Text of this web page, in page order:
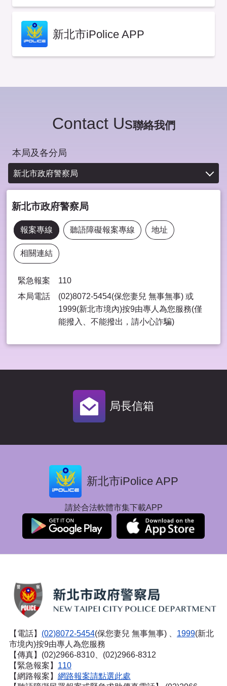
新北市iPolice APP
Contact Us聯絡我們
本局及各分局
新北市政府警察局
新北市政府警察局
報案專線 聽語障礙報案專線 地址
相關連結
緊急報案
110
本局電話
(02)8072-5454(保您妻兒 無事無事) 或
1999(新北市境內)按9由專⼈為您服務(僅
能撥入、不能撥出，請⼩⼼詐騙)
局長信箱
新北市iPolice APP
請於合法軟體市集下載APP
【電話】 (02)8072-5454(保您妻兒 無事無事) 、 1999(新北
市境內)按9由專人為您服務
【傳真】(02)2966-8310、(02)2966-8312
【緊急報案】 110
【網路報案】 網路報案請點選此處